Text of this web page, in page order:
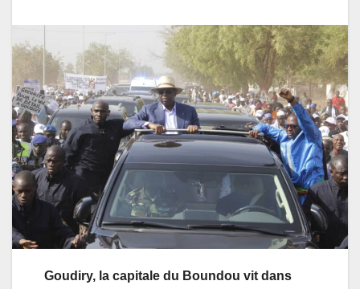
Goudiry, la capitale du Boundou vit dans